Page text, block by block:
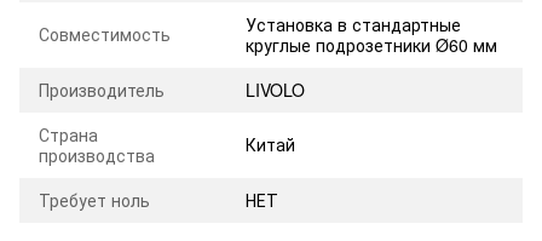
Совместимость
Установка в стандартные
круглые подрозетники Ø60 мм
Производитель
LIVOLO
Страна
производства
Китай
Требует ноль НЕТ